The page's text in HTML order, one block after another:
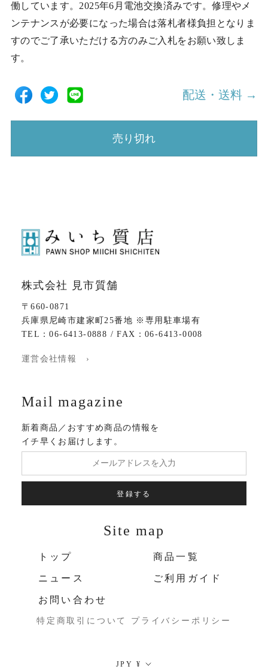
働しています。2025年6月電池交換済みです。修理やメ
ンテナンスが必要になった場合は落札者様負担となりま
すのでご了承いただける方のみご入札をお願い致しま
す。
配送・送料 →
売り切れ
株式会社 見市質舗
〒660-0871
兵庫県尼崎市建家町25番地 ※専用駐車場有
TEL：06-6413-0888 / FAX：06-6413-0008
運営会社情報 ›
Mail magazine
新着商品／おすすめ商品の情報を
イチ早くお届けします。
登録する
Site map
トップ 商品一覧
ニュース ご利用ガイド
お問い合わせ
特定商取引について プライバシーポリシー
通
JPY ¥